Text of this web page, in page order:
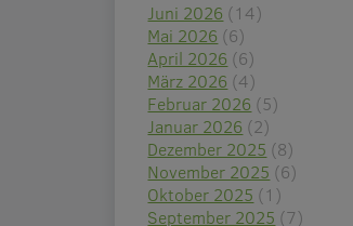
Juni 2026 (14)
Mai 2026 (6)
April 2026 (6)
März 2026 (4)
Februar 2026 (5)
Januar 2026 (2)
Dezember 2025 (8)
November 2025 (6)
Oktober 2025 (1)
September 2025 (7)